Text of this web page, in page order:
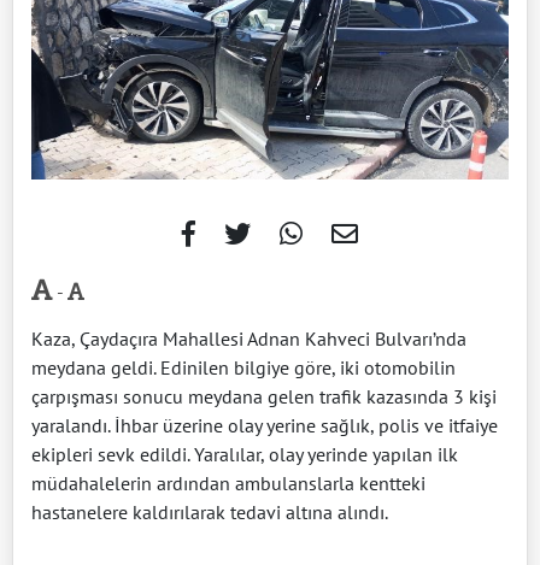
-
Kaza, Çaydaçıra Mahallesi Adnan Kahveci Bulvarı’nda
meydana geldi. Edinilen bilgiye göre, iki otomobilin
çarpışması sonucu meydana gelen trafik kazasında 3 kişi
yaralandı. İhbar üzerine olay yerine sağlık, polis ve itfaiye
ekipleri sevk edildi. Yaralılar, olay yerinde yapılan ilk
müdahalelerin ardından ambulanslarla kentteki
hastanelere kaldırılarak tedavi altına alındı.